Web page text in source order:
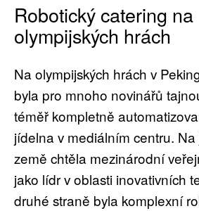
Robotický catering na
olympijských hrách
Na olympijských hrách v
byla pro mnoho novinářů
téměř kompletně
jídelna v mediálním centru.
země chtěla mezinárodní
jako lídr v oblasti inovativních
druhé straně byla komplexní